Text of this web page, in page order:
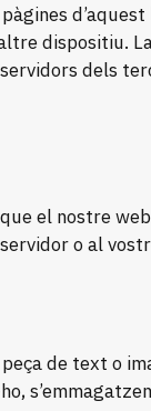
dispositiu.
dels
el nostre
o al
de text o